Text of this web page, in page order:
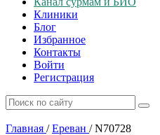
Клиники
Блог
Избранное
Контакты
Войти
Регистрация
Главная / Ереван /N70728